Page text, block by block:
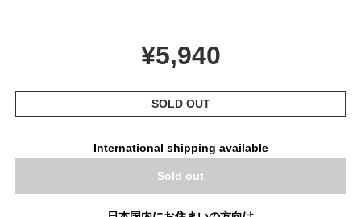
¥5,940
SOLD OUT
International shipping available
Sold out